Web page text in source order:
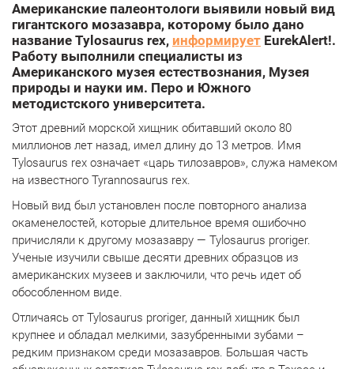
Американские палеонтологи выявили новый вид
гигантского мозазавра, которому было дано
название Tylosaurus rex, информирует EurekAlert!.
Работу выполнили специалисты из
Американского музея естествознания, Музея
природы и науки им. Перо и Южного
методистского университета.
Этот древний морской хищник обитавший около 80
миллионов лет назад, имел длину до 13 метров. Имя
Tylosaurus rex означает «царь тилозавров», служа намеком
на известного Tyrannosaurus rex.
Новый вид был установлен после повторного анализа
окаменелостей, которые длительное время ошибочно
причисляли к другому мозазавру — Tylosaurus proriger.
Ученые изучили свыше десяти древних образцов из
американских музеев и заключили, что речь идет об
обособленном виде.
Отличаясь от Tylosaurus proriger, данный хищник был
крупнее и обладал мелкими, зазубренными зубами –
редким признаком среди мозазавров. Большая часть